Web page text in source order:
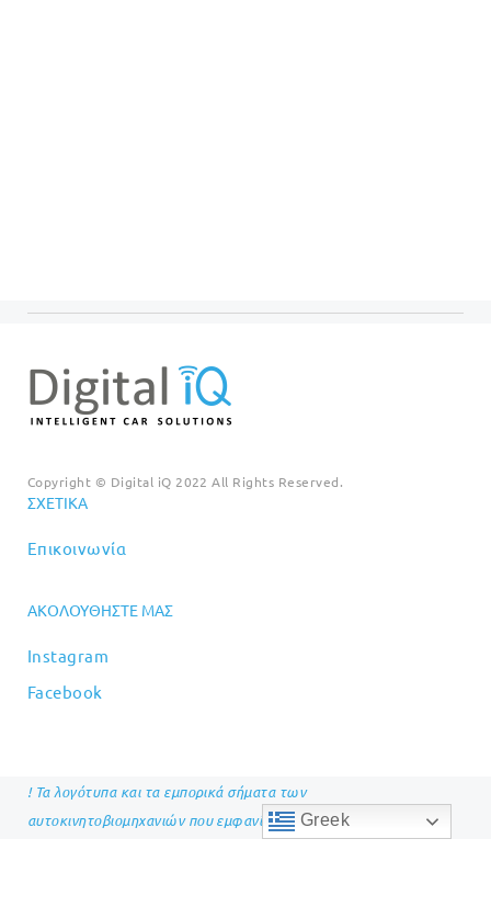
Copyright © Digital iQ 2022 All Rights Reserved.
ΣΧΕΤΙΚΆ
Επικοινωνία
ΑΚΟΛΟΥΘΉΣΤΕ ΜΑΣ
Instagram
Facebook
! Τα λογότυπα και τα εμπορικά σήματα των
αυτοκινητοβιομηχανιών που εμφανίζονται στην ιστοσελίδα μας,
Greek